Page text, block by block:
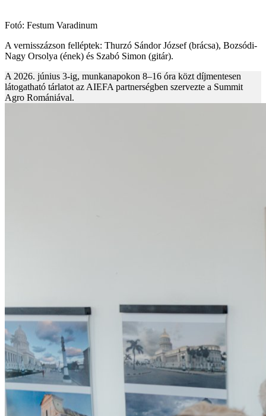
Fotó: Festum Varadinum
A vernisszázson felléptek: Thurzó Sándor József (brácsa), Bozsódi-
Nagy Orsolya (ének) és Szabó Simon (gitár).
A 2026. június 3-ig, munkanapokon 8–16 óra közt díjmentesen
látogatható tárlatot az AIEFA partnerségben szervezte a Summit
Agro Romániával.